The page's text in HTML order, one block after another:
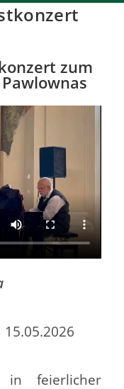
zum
15.05.2026
feierlicher